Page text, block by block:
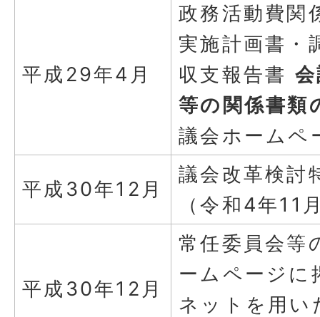
平成29年4月
政務活動費関
実施計画書・
収支報告書
等の関係書類
議会ホームペ
平成30年12月
議会改革検討
（令和4年11
平成30年12月
常任委員会等
ームページに
ネットを用い